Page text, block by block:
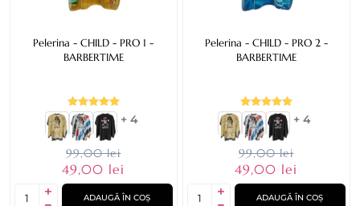
Pelerina - CHILD - PRO 1 -
BARBERTIME
+ 4
99,00 lei
49,00 lei
ADAUGĂ ÎN COȘ
Pelerina - CHILD - PRO 2 -
BARBERTIME
+ 4
99,00 lei
49,00 lei
ADAUGĂ ÎN COȘ